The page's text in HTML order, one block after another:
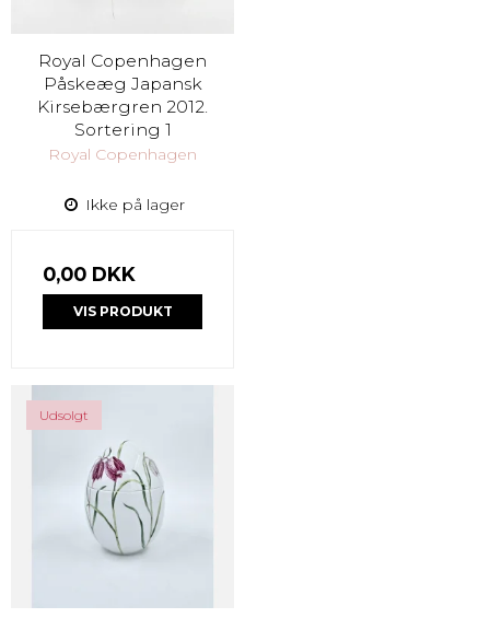
Royal Copenhagen
Påskeæg Japansk
Kirsebærgren 2012.
Sortering 1
Royal Copenhagen
Ikke på lager
0,00 DKK
VIS PRODUKT
Udsolgt